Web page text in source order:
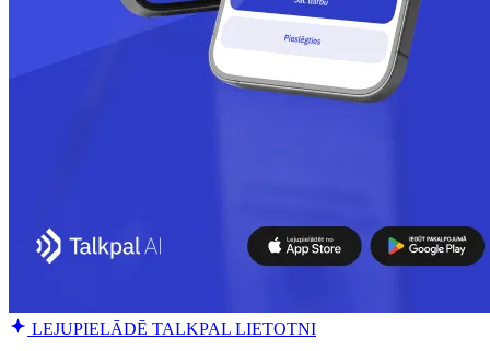
LEJUPIELĀDĒ TALKPAL LIETOTNI